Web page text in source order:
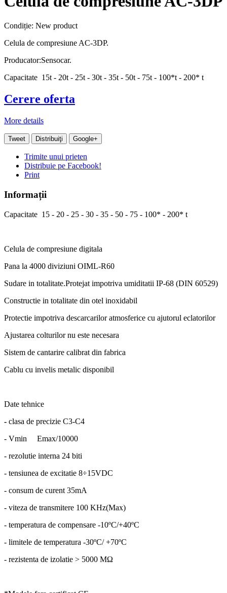
Condiție: New product
Celula de compresiune AC-3DP.
Producator:Sensocar.
Capacitate 15t - 20t - 25t - 30t - 35t - 50t - 75t - 100*t - 200* t
Cerere oferta
More details
Tweet Distribuiţi Google+
Trimite unui prieten
Distribuie pe Facebook!
Print
Informații
Capacitate 15 - 20 - 25 - 30 - 35 - 50 - 75 - 100* - 200* t
Celula de compresiune digitala
Pana la 4000 diviziuni OIML-R60
Sudare in totalitate.Protejat impotriva umiditatii IP-68 (DIN 60529)
Constructie in totalitate din otel inoxidabil
Protectie impotriva descarcarilor atmosferice cu ajutorul eclatorilor
Ajustarea colturilor nu este necesara
Sistem de cantarire calibrat din fabrica
Cablu cu invelis metalic disponibil
Date tehnice
- clasa de precizie C3-C4
- Vmin Emax/10000
- rezolutie interna 24 biti
- tensiunea de excitatie 8÷15VDC
- consum de curent 35mA
- viteza de transmitere 100 KHz(Max)
- temperatura de compensare -10ºC/+40ºC
- limitele de temperatura -30ºC/ +70ºC
- rezistenta de izolatie > 5000 MΩ